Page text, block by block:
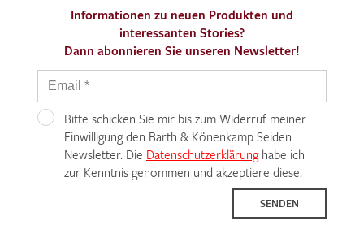
Informationen zu neuen Produkten und
interessanten Stories?
Dann abonnieren Sie unseren Newsletter!
Bitte schicken Sie mir bis zum Widerruf meiner
Einwilligung den Barth & Könenkamp Seiden
Newsletter. Die Datenschutzerklärunghabe ich
zur Kenntnis genommen und akzeptiere diese.
SENDEN